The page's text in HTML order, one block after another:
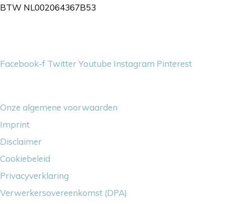
BTW NL002064367B53
Facebook-f TwitterYoutube Instagram Pinterest
Onze algemene voorwaarden
Imprint
Disclaimer
Cookiebeleid
Privacyverklaring
Verwerkersovereenkomst (DPA)